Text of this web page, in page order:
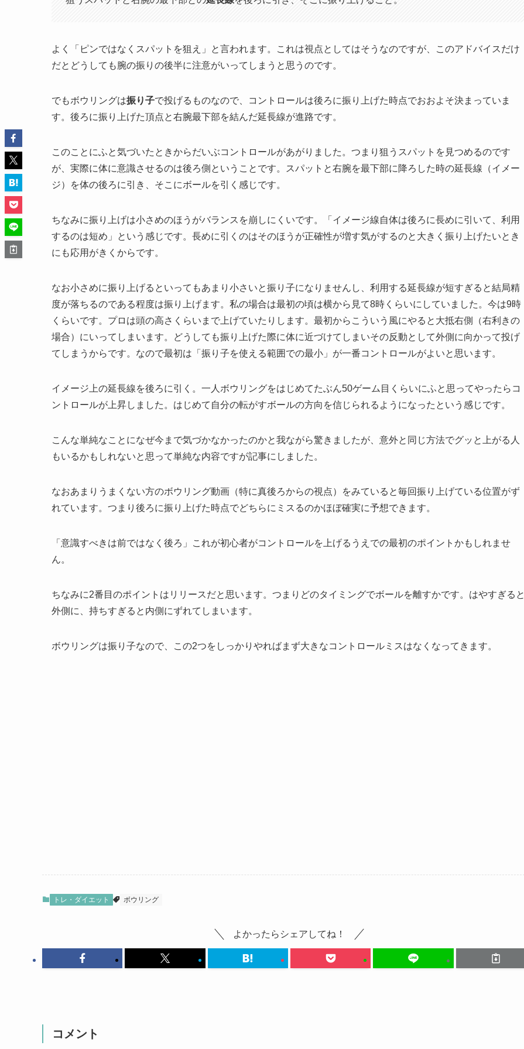
よく「ピンではなくスパットを狙え」と言われます。これは視点としてはそうなのですが、このアドバイスだけ
だとどうしても腕の振りの後半に注意がいってしまうと思うのです。
でもボウリングは振り子で投げるものなので、コントロールは後ろに振り上げた時点でおおよそ決まっていま
す。後ろに振り上げた頂点と右腕最下部を結んだ延長線が進路です。
このことにふと気づいたときからだいぶコントロールがあがりました。つまり狙うスパットを見つめるのです
が、実際に体に意識させるのは後ろ側ということです。スパットと右腕を最下部に降ろした時の延長線（イメー
ジ）を体の後ろに引き、そこにボールを引く感じです。
ちなみに振り上げは小さめのほうがバランスを崩しにくいです。「イメージ線自体は後ろに長めに引いて、利用
するのは短め」という感じです。長めに引くのはそのほうが正確性が増す気がするのと大きく振り上げたいとき
にも応用がきくからです。
なお小さめに振り上げるといってもあまり小さいと振り子になりませんし、利用する延長線が短すぎると結局精
度が落ちるのである程度は振り上げます。私の場合は最初の頃は横から見て8時くらいにしていました。今は9時
くらいです。プロは頭の高さくらいまで上げていたりします。最初からこういう風にやると大抵右側（右利きの
場合）にいってしまいます。どうしても振り上げた際に体に近づけてしまいその反動として外側に向かって投げ
てしまうからです。なので最初は「振り子を使える範囲での最小」が一番コントロールがよいと思います。
イメージ上の延長線を後ろに引く。一人ボウリングをはじめてたぶん50ゲーム目くらいにふと思ってやったらコ
ントロールが上昇しました。はじめて自分の転がすボールの方向を信じられるようになったという感じです。
こんな単純なことになぜ今まで気づかなかったのかと我ながら驚きましたが、意外と同じ方法でグッと上がる人
もいるかもしれないと思って単純な内容ですが記事にしました。
なおあまりうまくない方のボウリング動画（特に真後ろからの視点）をみていると毎回振り上げている位置がず
れています。つまり後ろに振り上げた時点でどちらにミスるのかほぼ確実に予想できます。
「意識すべきは前ではなく後ろ」これが初心者がコントロールを上げるうえでの最初のポイントかもしれませ
ん。
ちなみに2番目のポイントはリリースだと思います。つまりどのタイミングでボールを離すかです。はやすぎると
外側に、持ちすぎると内側にずれてしまいます。
ボウリングは振り子なので、この2つをしっかりやればまず大きなコントロールミスはなくなってきます。
トレ・ダイエット ボウリング
よかったらシェアしてね！
コメント